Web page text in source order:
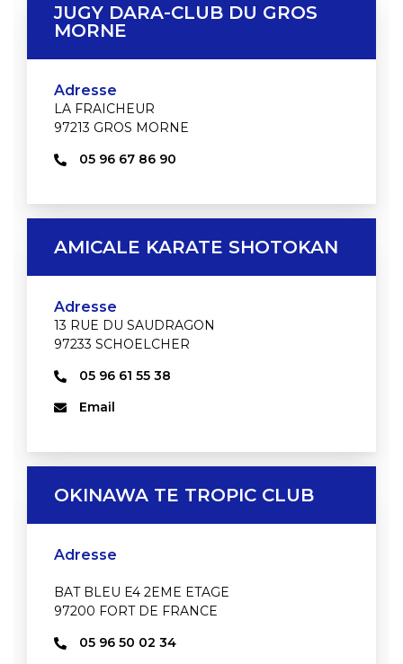
JUGY DARA-CLUB DU GROS
MORNE
Adresse
LA FRAICHEUR
97213 GROS MORNE
05 96 67 86 90
AMICALE KARATE SHOTOKAN
Adresse
13 RUE DU SAUDRAGON
97233 SCHOELCHER
05 96 61 55 38
Email
OKINAWA TE TROPIC CLUB
Adresse
BAT BLEU E4 2EME ETAGE
97200 FORT DE FRANCE
05 96 50 02 34